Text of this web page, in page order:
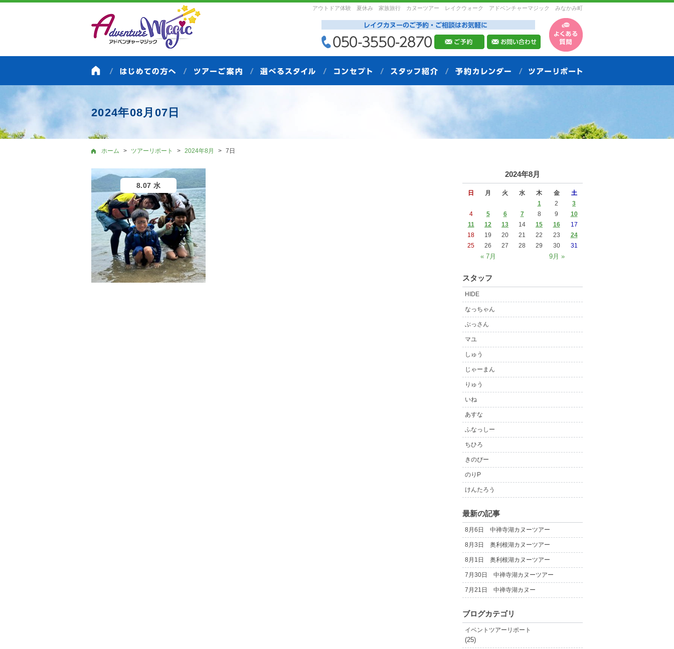
アウトドア体験 夏休み 家族旅行 カヌーツアー レイクウォーク アドベンチャーマジック みなかみ町
2024年08月07日
ホーム ツアーリポート 2024年8月 7日
8.07 水
2024年8月
日 月 火 水 木 金 土
« 7月 9月 »
1 2
3
4
5 6 7 8 9
10
11
12 13 14 15 16
17
18
19 20 21 22 23
24
25
26 27 28 29 30 31
スタッフ
HIDE
なっちゃん
ぶっさん
マユ
しゅう
じゃーまん
りゅう
いね
あすな
ふなっしー
ちひろ
きのぴー
のりP
けんたろう
最新の記事
8月6日 中禅寺湖カヌーツアー
8月3日 奥利根湖カヌーツアー
8月1日 奥利根湖カヌーツアー
7月30日 中禅寺湖カヌーツアー
7月21日 中禅寺湖カヌー
ブログカテゴリ
イベントツアーリポート
(25)